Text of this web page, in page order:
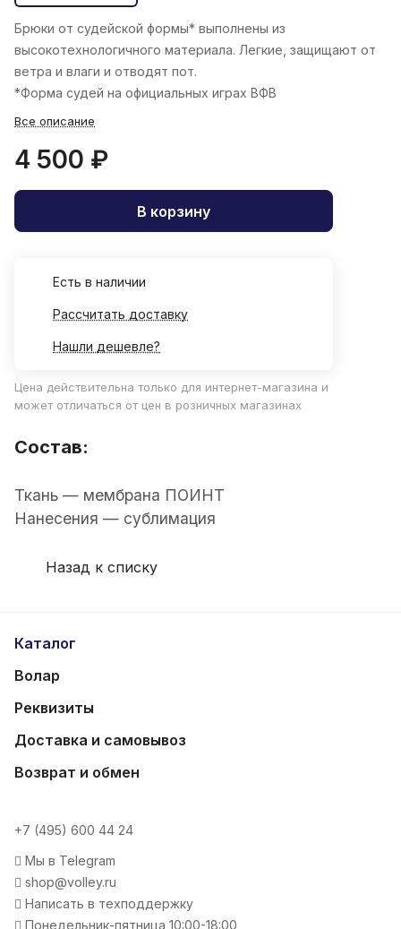
Брюки от судейской формы* выполнены из
высокотехнологичного материала. Легкие, защищают от
ветра и влаги и отводят пот.
*Форма судей на официальных играх ВФВ
Все описание
4 500 ₽
В корзину
Есть в наличии
Рассчитать доставку
Нашли дешевле?
Цена действительна только для интернет-магазина и
может отличаться от цен в розничных магазинах
Состав:
Ткань — мембрана ПОИНТ
Нанесения — сублимация
Назад к списку
Каталог
Волар
Реквизиты
Доставка и самовывоз
Возврат и обмен
+7 (495) 600 44 24
Мы в Telegram
shop@volley.ru
Написать в техподдержку
Понедельник-пятница 10:00-18:00